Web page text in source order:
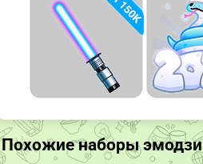
Похожие наборы эмодзи